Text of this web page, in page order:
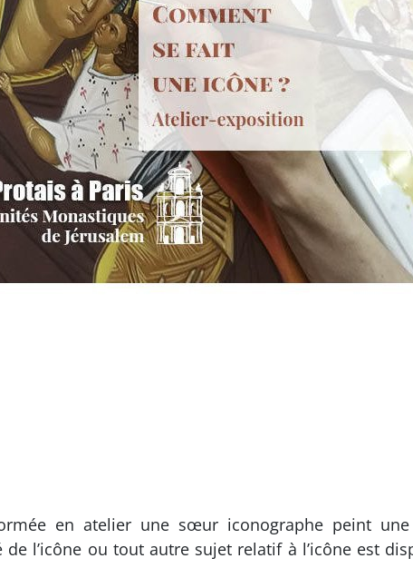
en atelier une sœur iconographe peint
l’icône ou tout autre sujet relatif à l’icône est